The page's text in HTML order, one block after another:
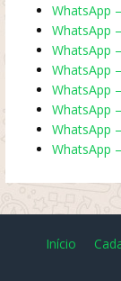
WhatsApp
WhatsApp
WhatsApp
WhatsApp
WhatsApp
WhatsApp
WhatsApp
WhatsApp
Início